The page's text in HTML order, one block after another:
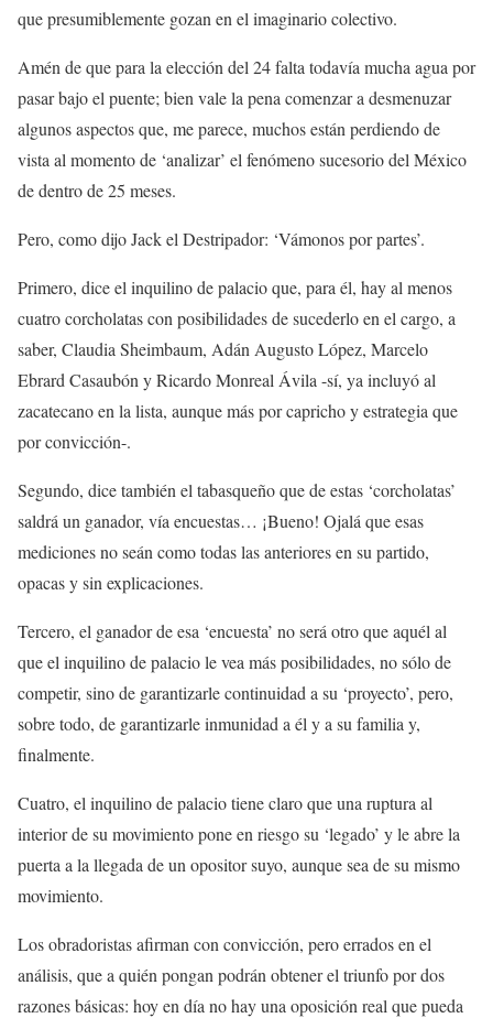
que presumiblemente gozan en el imaginario colectivo.
Amén de que para la elección del 24 falta todavía mucha agua por
pasar bajo el puente; bien vale la pena comenzar a desmenuzar
algunos aspectos que, me parece, muchos están perdiendo de
vista al momento de ‘analizar’ el fenómeno sucesorio del México
de dentro de 25 meses.
Pero, como dijo Jack el Destripador: ‘Vámonos por partes’.
Primero, dice el inquilino de palacio que, para él, hay al menos
cuatro corcholatas con posibilidades de sucederlo en el cargo, a
saber, Claudia Sheimbaum, Adán Augusto López, Marcelo
Ebrard Casaubón y Ricardo Monreal Ávila -sí, ya incluyó al
zacatecano en la lista, aunque más por capricho y estrategia que
por convicción-.
Segundo, dice también el tabasqueño que de estas ‘corcholatas’
saldrá un ganador, vía encuestas… ¡Bueno! Ojalá que esas
mediciones no seán como todas las anteriores en su partido,
opacas y sin explicaciones.
Tercero, el ganador de esa ‘encuesta’ no será otro que aquél al
que el inquilino de palacio le vea más posibilidades, no sólo de
competir, sino de garantizarle continuidad a su ‘proyecto’, pero,
sobre todo, de garantizarle inmunidad a él y a su familia y,
finalmente.
Cuatro, el inquilino de palacio tiene claro que una ruptura al
interior de su movimiento pone en riesgo su ‘legado’ y le abre la
puerta a la llegada de un opositor suyo, aunque sea de su mismo
movimiento.
Los obradoristas afirman con convicción, pero errados en el
análisis, que a quién pongan podrán obtener el triunfo por dos
razones básicas: hoy en día no hay una oposición real que pueda